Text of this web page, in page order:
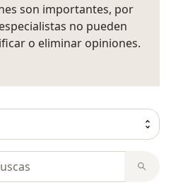
son importantes, por
no pueden
o eliminar opiniones.